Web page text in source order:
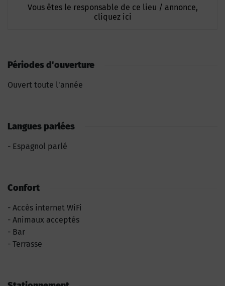
Vous êtes le responsable de ce lieu / annonce,
cliquez ici
Périodes d'ouverture
Ouvert toute l'année
Langues parlées
Espagnol parlé
Confort
Accès internet WiFi
Animaux acceptés
Bar
Terrasse